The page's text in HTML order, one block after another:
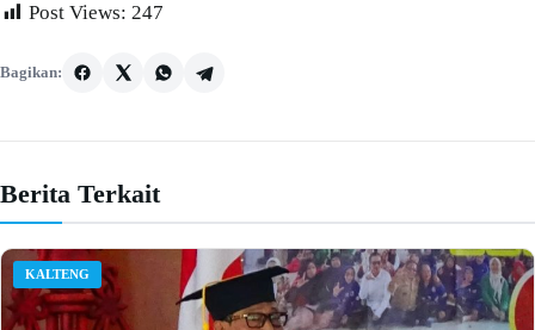
Post Views: 247
Bagikan:
Berita Terkait
KALTENG